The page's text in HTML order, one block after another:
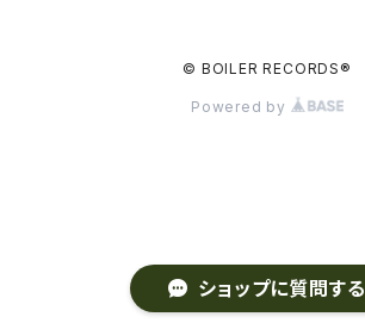
ショップに質問する
[USED] 中古レコード
© BOILER RECORDS®
Powered by